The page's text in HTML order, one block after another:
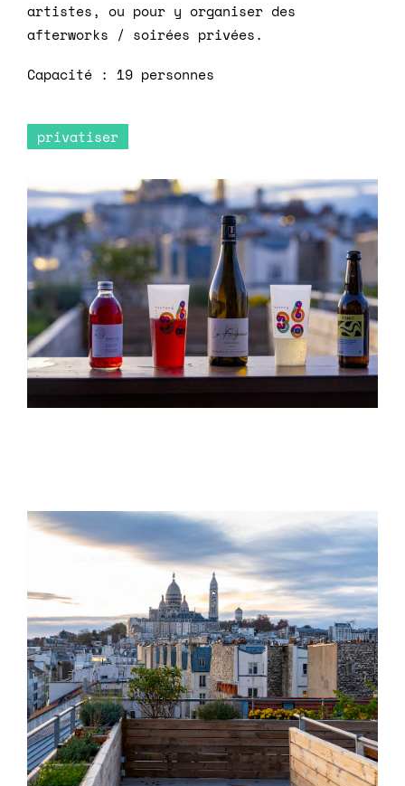
artistes, ou pour y organiser des
afterworks / soirées privées.
Capacité : 19 personnes
privatiser